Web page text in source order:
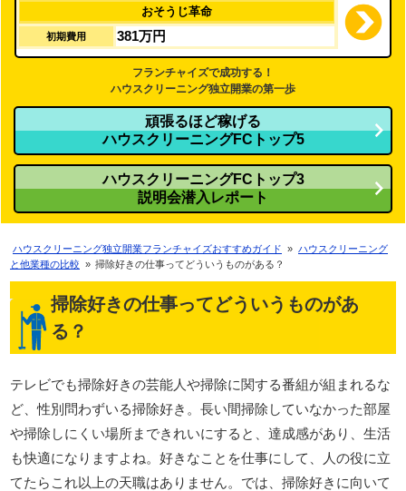
おそうじ革命
初期費用 381万円
フランチャイズで成功する！
ハウスクリーニング独立開業の第一歩
頑張るほど稼げる
ハウスクリーニングFCトップ5
ハウスクリーニングFCトップ3
説明会潜入レポート
ハウスクリーニング独立開業フランチャイズおすすめガイド » ハウスクリーニング
と他業種の比較 » 掃除好きの仕事ってどういうものがある？
掃除好きの仕事ってどういうものがあ
る？
テレビでも掃除好きの芸能人や掃除に関する番組が組まれるな
ど、性別問わずいる掃除好き。長い間掃除していなかった部屋
や掃除しにくい場所まできれいにすると、達成感があり、生活
も快適になりますよね。好きなことを仕事にして、人の役に立
てたらこれ以上の天職はありません。では、掃除好きに向いて